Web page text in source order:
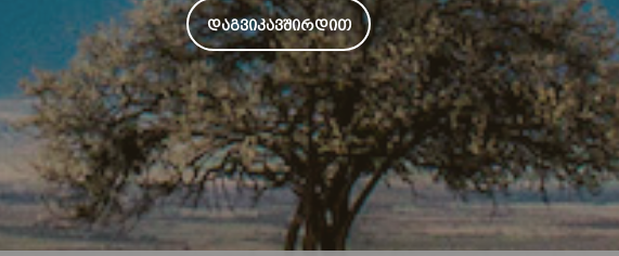
ᲓᲐᲒᲕᲘᲙᲐᲕᲨᲘᲠᲓᲘᲗ